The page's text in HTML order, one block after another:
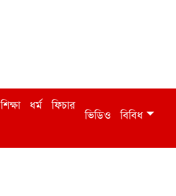
শিক্ষা ধর্ম ফিচার
ভিডিও বিবিধ